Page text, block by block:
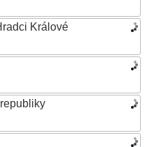
Králové